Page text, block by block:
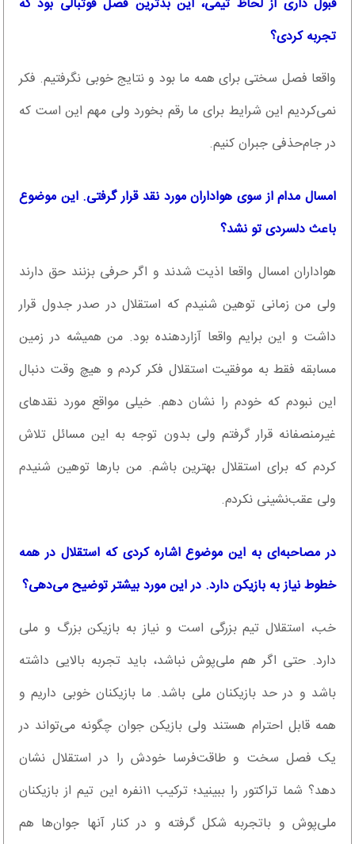
تجربه کردی؟
واقعا فصل سختی برای همه ما بود و نتایج خوبی نگرفتیم. فکر
نمی‌کردیم این شرایط برای ما رقم بخورد ولی مهم این است که
در جام‌حذفی جبران کنیم.
امسال مدام از سوی هواداران مورد نقد قرار گرفتی. این موضوع
باعث دلسردی تو نشد؟
هواداران امسال واقعا اذیت شدند و اگر حرفی بزنند حق دارند
ولی من زمانی توهین شنیدم که استقلال در صدر جدول قرار
داشت و این برایم واقعا آزار‌دهنده بود. من همیشه در زمین
مسابقه فقط به موفقیت استقلال فکر کردم و هیچ وقت دنبال
این نبودم که خودم را نشان دهم. خیلی مواقع مورد نقدهای
غیرمنصفانه قرار گرفتم ولی بدون توجه به این مسائل تلاش
کردم که برای استقلال بهترین باشم. من بارها توهین شنیدم
ولی عقب‌نشینی نکردم.
در مصاحبه‌ای به این موضوع اشاره کردی که استقلال در همه
خطوط نیاز به بازیکن دارد. در این مورد بیشتر توضیح می‌دهی؟
خب، استقلال تیم بزرگی است و نیاز به بازیکن بزرگ و ملی
دارد. حتی اگر هم ملی‌پوش نباشد، باید تجربه بالایی داشته
باشد و در حد بازیکنان ملی باشد. ما بازیکنان خوبی داریم و
همه قابل احترام هستند ولی بازیکن جوان چگونه می‌تواند در
یک فصل سخت و طاقت‌فرسا خودش را در استقلال نشان
دهد؟ شما تراکتور را ببینید؛ ترکیب ۱۱‌نفره این تیم از بازیکنان
ملی‌پوش و با‌تجربه شکل گرفته و در کنار آنها جوان‌‌ها هم